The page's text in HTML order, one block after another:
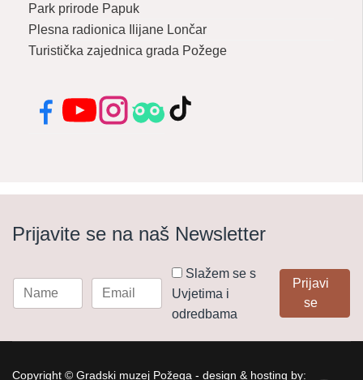
Park prirode Papuk
Plesna radionica Ilijane Lončar
Turistička zajednica grada Požege
FacebookYouTubeInstagramTripadvisor
TikTok
Prijavite se na naš Newsletter
Slažem se s
Uvjetima i
odredbama
Prijavi
se
Copyright © Gradski muzej Požega - design & hosting by: